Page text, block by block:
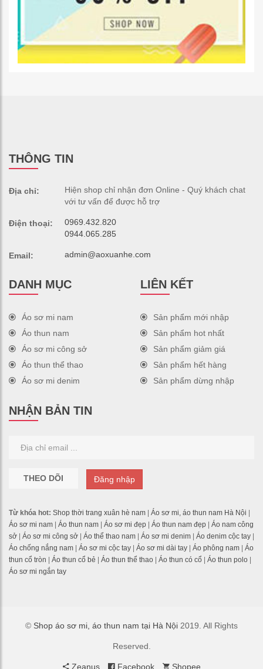
THÔNG TIN
Địa chỉ:
Hiện shop chỉ nhận đơn Online - Quý khách chat
với tư vấn để được hỗ trợ
Điện thoại:
0969.432.820
0944.065.285
Email: admin@aoxuanhe.com
DANH MỤC
Áo sơ mi nam
Áo thun nam
Áo sơ mi công sở
Áo thun thể thao
Áo sơ mi denim
LIÊN KẾT
Sản phẩm mới nhập
Sản phẩm hot nhất
Sản phẩm giảm giá
Sản phẩm hết hàng
Sản phẩm dừng nhập
NHẬN BẢN TIN
THEO DÕI Đăng nhập
Từ khóa hot: Shop thời trang xuân hè nam | Áo sơ mi, áo thun nam Hà Nội |
Áo sơ mi nam | Áo thun nam | Áo sơ mi đẹp | Áo thun nam đẹp | Áo nam công
sở | Áo sơ mi công sở | Áo thể thao nam | Áo sơ mi denim | Áo denim cộc tay |
Áo chống nắng nam | Áo sơ mi cộc tay | Áo sơ mi dài tay | Áo phông nam | Áo
thun cổ tròn | Áo thun cổ bẻ | Áo thun thể thao | Áo thun có cổ | Áo thun polo |
Áo sơ mi ngắn tay
© Shop áo sơ mi, áo thun nam tại Hà Nội 2019. All Rights
Reserved.
Zeanus Facebook Shopee